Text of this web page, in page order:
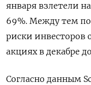
января взлетели
69%. Между тем
риски инвесторов
акциях в декабре
Согласно данным